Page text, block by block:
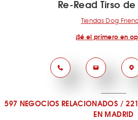
Re-Read Tirso
Tiendas Dog
¡Sé el primero en
597 NEGOCIOS RELACIONADOS /
EN MADRID